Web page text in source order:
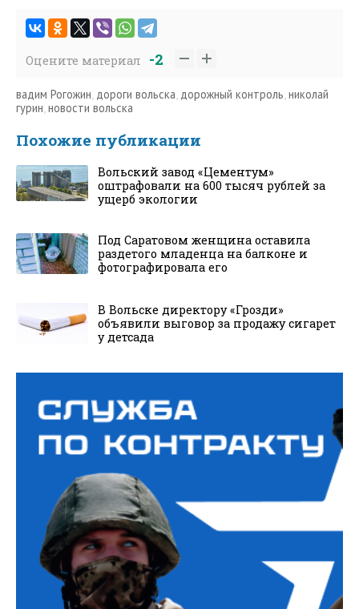
Оцените материал -2
вадим Рогожин, дороги вольска, дорожный контроль,николай
гурин,новости вольска
Похожие публикации
Вольский завод «Цементум»
оштрафовали на 600 тысяч рублей за
ущерб экологии
Под Саратовом женщина оставила
раздетого младенца на балконе и
фотографировала его
В Вольске директору «Грозди»
объявили выговор за продажу сигарет
у детсада